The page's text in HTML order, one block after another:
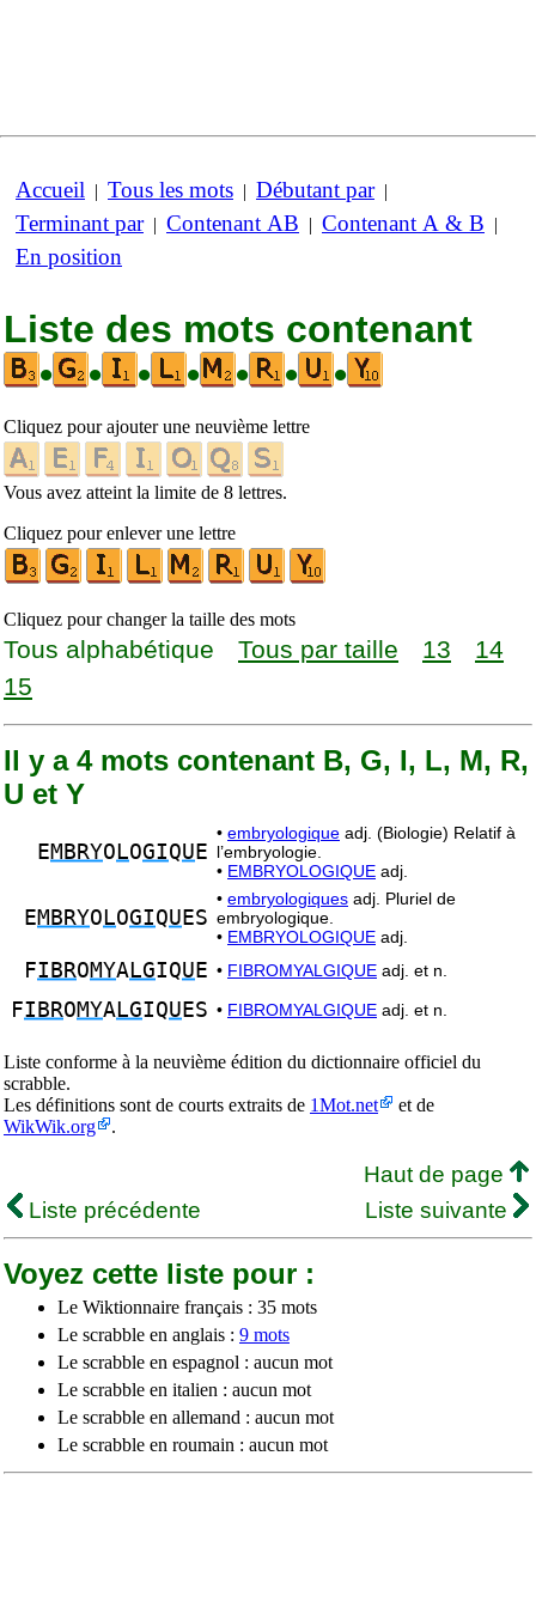
Accueil | Tous les mots | Débutant par|
Terminant par| Contenant AB | Contenant A & B |
En position
Liste des mots contenant
•
• • • • • •
Cliquez pour ajouter une neuvième lettre
Vous avez atteint la limite de 8 lettres.
Cliquez pour enlever une lettre
Cliquez pour changer la taille des mots
Tous alphabétique Tous par taille 13
14
15
Il y a 4 mots contenant B, G, I, L, M, R,
U et Y
EMBRYO LOGIQU E
• embryologique adj. (Biologie) Relatif à
l’embryologie.
• EMBRYOLOGIQUE adj.
EMBRYO LOGIQU ES
• embryologiques adj. Pluriel de
embryologique.
• EMBRYOLOGIQUE adj.
FIBROMYALGIQU E • FIBROMYALGIQUE adj. et n.
FIBROMYALGIQU ES • FIBROMYALGIQUE adj. et n.
Liste conforme à la neuvième édition du dictionnaire officiel du
scrabble.
Les définitions sont de courts extraits de 1Mot.net
et de
WikWik.org
.
Haut de page
Liste précédente
Liste suivante
Voyez cette liste pour :
Le Wiktionnaire français : 35 mots
Le scrabble en anglais : 9 mots
Le scrabble en espagnol : aucun mot
Le scrabble en italien : aucun mot
Le scrabble en allemand : aucun mot
Le scrabble en roumain : aucun mot